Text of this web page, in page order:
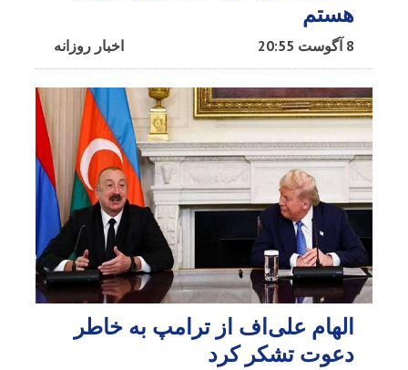
هستم
اخبار روزانه 8 آگوست 20:55
الهام علی‌اف از ترامپ به خاطر
دعوت تشکر کرد